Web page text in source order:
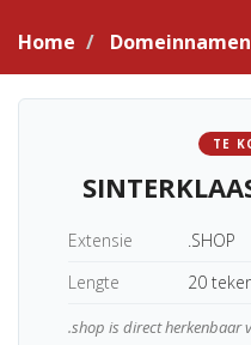
Home Domeinnamen
TE
Extensie
.SHOP
Lengte
20
.shop is direct herkenbaar